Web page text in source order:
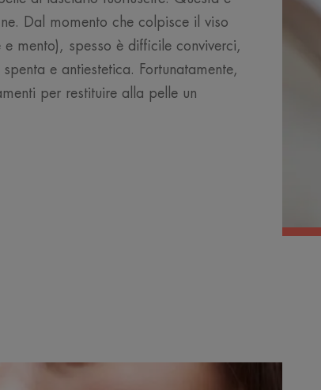
Dal momento che colpisce il viso
e mento), spesso è difficile conviverci,
e antiestetica. Fortunatamente,
per restituire alla pelle un